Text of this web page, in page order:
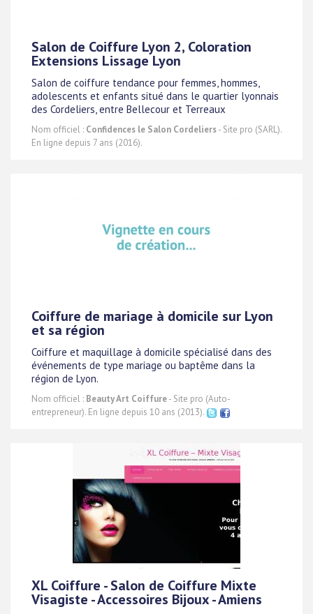
Salon de Coiffure Lyon 2, Coloration
Extensions Lissage Lyon
Salon de coiffure tendance pour femmes, hommes,
adolescents et enfants situé dans le quartier lyonnais
des Cordeliers, entre Bellecour et Terreaux
Nom officiel : Confidences le Salon Cordeliers- Site pro (SARL).
En ligne depuis 7 ans (2016).
Coiffure de mariage à domicile sur Lyon
et sa région
Coiffure et maquillage à domicile spécialisé dans des
événements de type mariage ou baptême dans la
région de Lyon.
Nom officiel : Beauty Art Coiffure- Site pro (Auto-
entrepreneur). En ligne depuis 10 ans (2013).
XL Coiffure - Salon de Coiffure Mixte
Visagiste - Accessoires Bijoux - Amiens